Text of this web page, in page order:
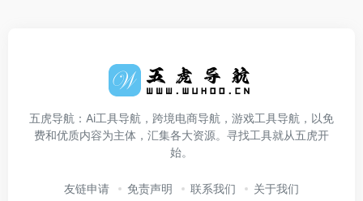
五虎导航：Ai工具导航，跨境电商导航，游戏工具导航，以免
费和优质内容为主体，汇集各大资源。寻找工具就从五虎开
始。
友链申请 免责声明 联系我们 关于我们